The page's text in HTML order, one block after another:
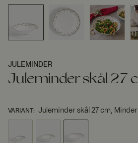
JULEMINDER
Juleminder skål 27
VARIANT: Juleminder skål 27 cm, Minder